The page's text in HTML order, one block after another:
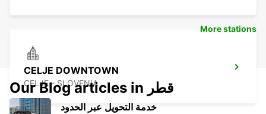
CELJE DOWNTOWN
CELJE - SLOVENIA
More stations
Our Blog articles in قطر
خدمة التحويل عبر الحدود